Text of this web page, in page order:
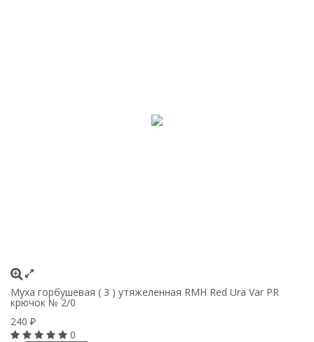
Муха горбушевая ( 3 ) утяжеленная RMH Red Ura Var PR
крючок № 2/0
240 ₽
0